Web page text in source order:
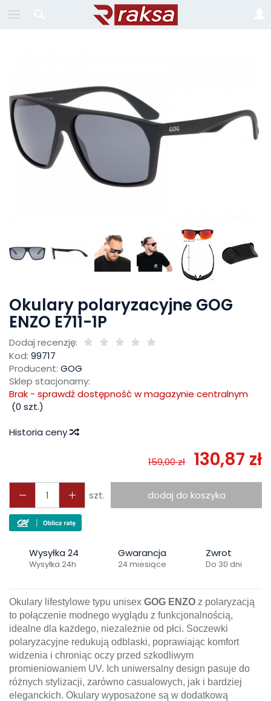
Okulary polaryzacyjne GOG
ENZO E711-1P
Dodaj recenzję:
Kod: 99717
Producent: GOG
Sklep stacjonarny:
Brak - sprawdź dostępność w magazynie centralnym
(0 szt.)
Historia ceny
159,00 zł 130,87 zł
szt. dodaj do koszyka
Wysyłka 24
Wysyłka 24h
Gwarancja
24 miesiące
Zwrot
Do 30 dni
Okulary lifestylowe typu unisex GOG ENZO z polaryzacją
to połączenie modnego wyglądu z funkcjonalnością,
idealne dla każdego, niezależnie od płci. Soczewki
polaryzacyjne redukują odblaski, poprawiając komfort
widzenia i chroniąc oczy przed szkodliwym
promieniowaniem UV. Ich uniwersalny design pasuje do
różnych stylizacji, zarówno casualowych, jak i bardziej
eleganckich. Okulary wyposażone są w dodatkową